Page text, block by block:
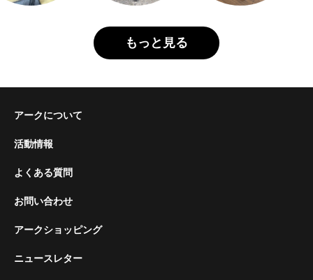
もっと見る
アークについて
活動情報
よくある質問
お問い合わせ
アークショッピング
ニュースレター